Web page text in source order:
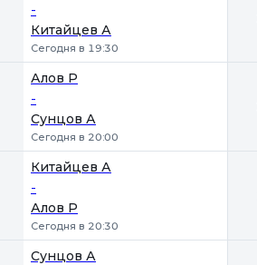
-
Китайцев А
Сегодня в 19:30
Алов Р
-
Сунцов А
Сегодня в 20:00
Китайцев А
-
Алов Р
Сегодня в 20:30
Сунцов А